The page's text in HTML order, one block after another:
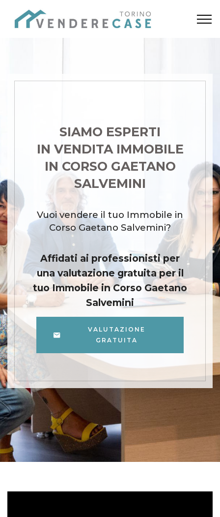
SIAMO ESPERTI
IN VENDITA IMMOBILE
IN CORSO GAETANO
SALVEMINI
Vuoi vendere il tuo Immobile in
Corso Gaetano Salvemini?
Affidati ai professionisti per
una valutazione gratuita per il
tuo Immobile in Corso Gaetano
Salvemini
VALUTAZIONE
GRATUITA